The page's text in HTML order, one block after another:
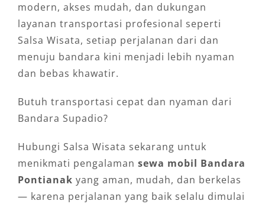
modern, akses mudah, dan dukungan
layanan transportasi profesional seperti
Salsa Wisata, setiap perjalanan dari dan
menuju bandara kini menjadi lebih nyaman
dan bebas khawatir.
Butuh transportasi cepat dan nyaman dari
Bandara Supadio?
Hubungi Salsa Wisata sekarang untuk
menikmati pengalaman sewa mobil Bandara
Pontianak yang aman, mudah, dan berkelas
— karena perjalanan yang baik selalu dimulai